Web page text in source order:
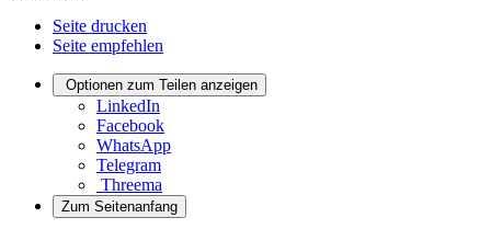
Seite drucken
Seite empfehlen
Optionen zum Teilen anzeigen
LinkedIn
Facebook
WhatsApp
Telegram
Threema
Zum Seitenanfang